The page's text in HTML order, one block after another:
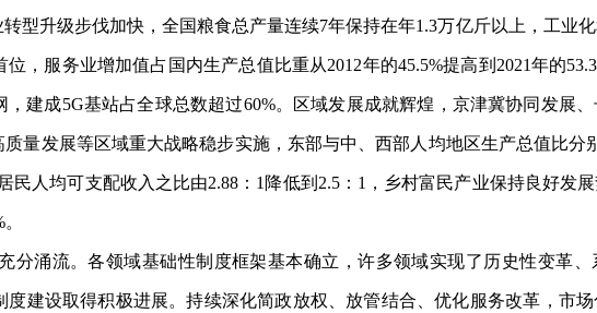
升级步伐加快，全国粮食总产量连续7年保持在年1.3万亿斤以上，工业
，服务业增加值占国内生产总值比重从2012年的45.5%提高到2021年的
建成5G基站占全球总数超过60%。区域发展成就辉煌，京津冀协同发展
量发展等区域重大战略稳步实施，东部与中、西部人均地区生产总值比分
民人均可支配收入之比由2.88：1降低到2.5：1，乡村富民产业保持良好发
涌流。各领域基础性制度框架基本确立，许多领域实现了历史性变革、
建设取得积极进展。持续深化简政放权、放管结合、优化服务改革，市